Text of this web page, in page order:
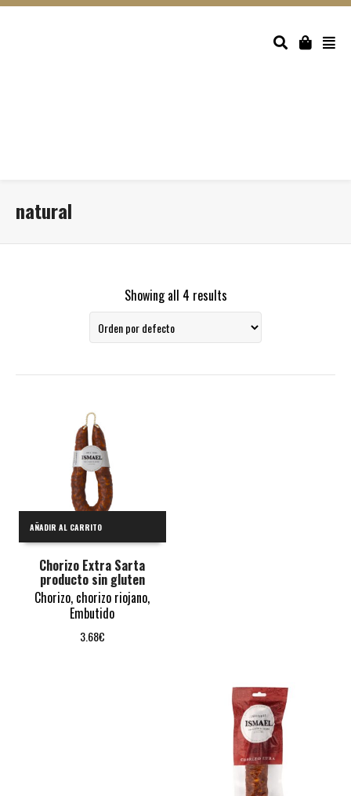
natural
Showing all 4 results
AÑADIR AL CARRITO
Chorizo Extra Sarta
producto sin gluten
Chorizo, chorizo riojano,
Embutido
3.68€